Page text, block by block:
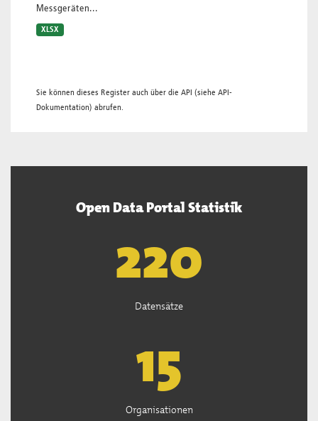
Messgeräten...
XLSX
Sie können dieses Register auch über die API (siehe API-
Dokumentation) abrufen.
Open Data Portal Statistik
222
Datensätze
15
Organisationen